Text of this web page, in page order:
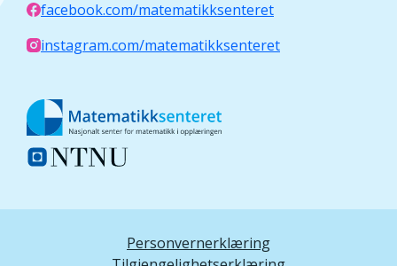
facebook.com/matematikksenteret
instagram.com/matematikksenteret
Personvernerklæring